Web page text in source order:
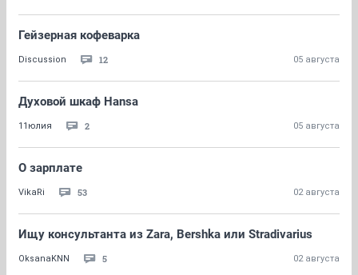
Гейзерная кофеварка
Discussion 12 05 августа
Духовой шкаф Hansa
11юлия 2 05 августа
О зарплате
VikaRi 53 02 августа
Ищу консультанта из Zara, Bershka или Stradivarius
OksanaKNN 5 02 августа